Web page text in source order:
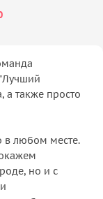
а также просто
в любом месте.
но и с